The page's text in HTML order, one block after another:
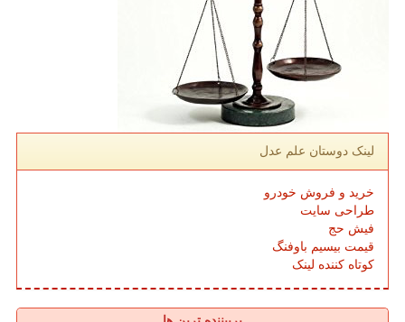
لینک دوستان علم عدل
خرید و فروش خودرو
طراحی سایت
فیش حج
قیمت بیسیم باوفنگ
کوتاه کننده لینک